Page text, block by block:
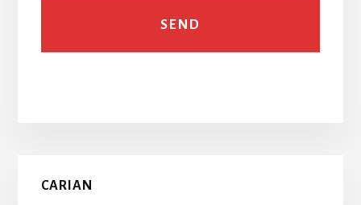
Primary
CARIAN